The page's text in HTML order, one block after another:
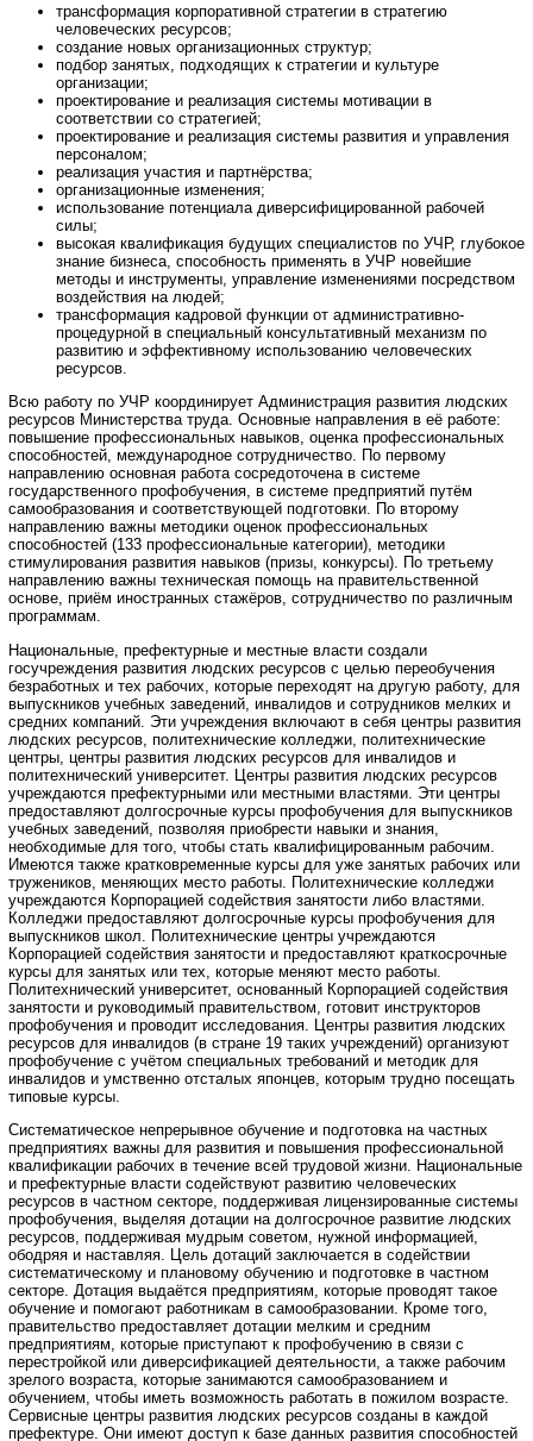
трансформация корпоративной стратегии в стратегию
человеческих ресурсов;
создание новых организационных структур;
подбор занятых, подходящих к стратегии и культуре
организации;
проектирование и реализация системы мотивации в
соответствии со стратегией;
проектирование и реализация системы развития и управления
персоналом;
реализация участия и партнёрства;
организационные изменения;
использование потенциала диверсифицированной рабочей
силы;
высокая квалификация будущих специалистов по УЧР, глубокое
знание бизнеса, способность применять в УЧР новейшие
методы и инструменты, управление изменениями посредством
воздействия на людей;
трансформация кадровой функции от административно-
процедурной в специальный консультативный механизм по
развитию и эффективному использованию человеческих
ресурсов.
Всю работу по УЧР координирует Администрация развития людских
ресурсов Министерства труда. Основные направления в её работе:
повышение профессиональных навыков, оценка профессиональных
способностей, международное сотрудничество. По первому
направлению основная работа сосредоточена в системе
государственного профобучения, в системе предприятий путём
самообразования и соответствующей подготовки. По второму
направлению важны методики оценок профессиональных
способностей (133 профессиональные категории), методики
стимулирования развития навыков (призы, конкурсы). По третьему
направлению важны техническая помощь на правительственной
основе, приём иностранных стажёров, сотрудничество по различным
программам.
Национальные, префектурные и местные власти создали
госучреждения развития людских ресурсов с целью переобучения
безработных и тех рабочих, которые переходят на другую работу, для
выпускников учебных заведений, инвалидов и сотрудников мелких и
средних компаний. Эти учреждения включают в себя центры развития
людских ресурсов, политехнические колледжи, политехнические
центры, центры развития людских ресурсов для инвалидов и
политехнический университет. Центры развития людских ресурсов
учреждаются префектурными или местными властями. Эти центры
предоставляют долгосрочные курсы профобучения для выпускников
учебных заведений, позволяя приобрести навыки и знания,
необходимые для того, чтобы стать квалифицированным рабочим.
Имеются также кратковременные курсы для уже занятых рабочих или
тружеников, меняющих место работы. Политехнические колледжи
учреждаются Корпорацией содействия занятости либо властями.
Колледжи предоставляют долгосрочные курсы профобучения для
выпускников школ. Политехнические центры учреждаются
Корпорацией содействия занятости и предоставляют краткосрочные
курсы для занятых или тех, которые меняют место работы.
Политехнический университет, основанный Корпорацией содействия
занятости и руководимый правительством, готовит инструкторов
профобучения и проводит исследования. Центры развития людских
ресурсов для инвалидов (в стране 19 таких учреждений) организуют
профобучение с учётом специальных требований и методик для
инвалидов и умственно отсталых японцев, которым трудно посещать
типовые курсы.
Систематическое непрерывное обучение и подготовка на частных
предприятиях важны для развития и повышения профессиональной
квалификации рабочих в течение всей трудовой жизни. Национальные
и префектурные власти содействуют развитию человеческих
ресурсов в частном секторе, поддерживая лицензированные системы
профобучения, выделяя дотации на долгосрочное развитие людских
ресурсов, поддерживая мудрым советом, нужной информацией,
ободряя и наставляя. Цель дотаций заключается в содействии
систематическому и плановому обучению и подготовке в частном
секторе. Дотация выдаётся предприятиям, которые проводят такое
обучение и помогают работникам в самообразовании. Кроме того,
правительство предоставляет дотации мелким и средним
предприятиям, которые приступают к профобучению в связи с
перестройкой или диверсификацией деятельности, а также рабочим
зрелого возраста, которые занимаются самообразованием и
обучением, чтобы иметь возможность работать в пожилом возрасте.
Сервисные центры развития людских ресурсов созданы в каждой
префектуре. Они имеют доступ к базе данных развития способностей